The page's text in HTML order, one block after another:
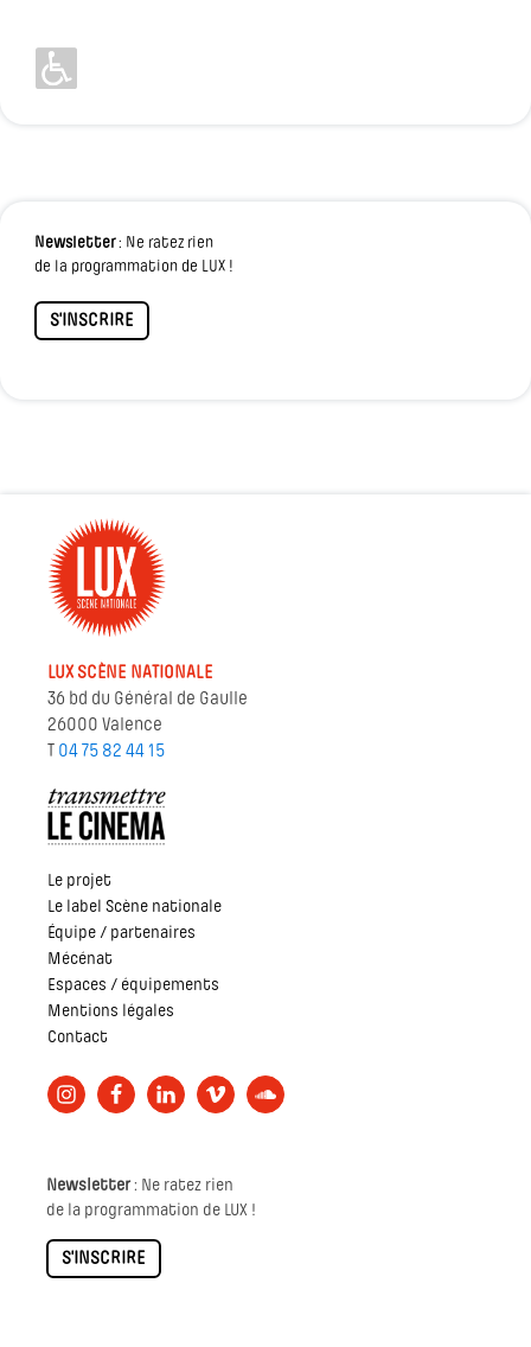
Newsletter: Ne ratez rien
de la programmation de LUX !
S'INSCRIRE
LUX SCÈNE NATIONALE
36 bd du Général de Gaulle
26000 Valence
T 04 75 82 44 15
Le projet
Le label Scène nationale
Équipe / partenaires
Mécénat
Espaces / équipements
Mentions légales
Contact
Newsletter: Ne ratez rien
de la programmation de LUX !
S'INSCRIRE